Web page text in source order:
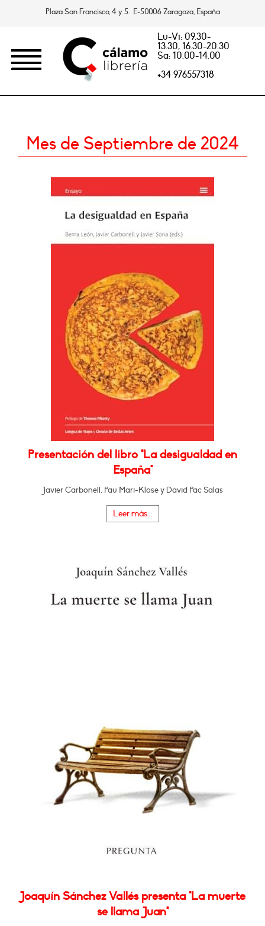
Plaza San Francisco, 4 y 5. E-50006 Zaragoza, España
Lu-Vi: 09.30-
13.30, 16.30-20.30
Sa: 10.00-14.00
+34 976557318
Mes de Septiembre de 2024
Presentación del libro "La desigualdad en
España"
Javier Carbonell, Pau Mari-Klose y David Pac Salas
Leer más...
Joaquín Sánchez Vallés presenta "La muerte
se llama Juan"